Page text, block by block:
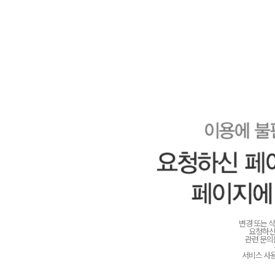
변경 또는
요청하
관련 문
서비스 사